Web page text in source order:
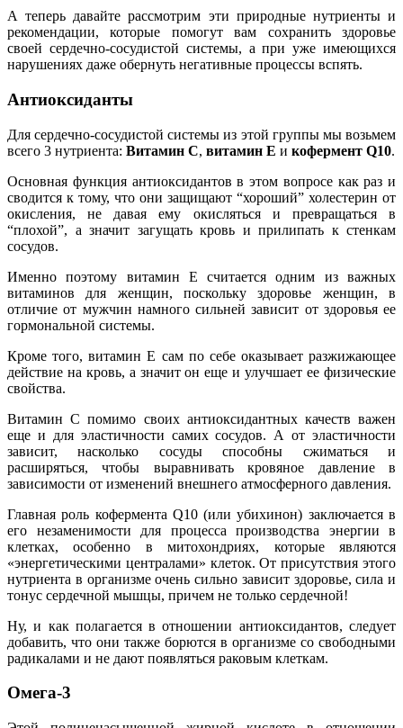
А теперь давайте рассмотрим эти природные нутриенты и
рекомендации, которые помогут вам сохранить здоровье
своей сердечно-сосудистой системы, а при уже имеющихся
нарушениях даже обернуть негативные процессы вспять.
Антиоксиданты
Для сердечно-сосудистой системы из этой группы мы возьмем
всего 3 нутриента: Витамин С, витамин Е и кофермент Q10.
Основная функция антиоксидантов в этом вопросе как раз и
сводится к тому, что они защищают “хороший” холестерин от
окисления, не давая ему окисляться и превращаться в
“плохой”, а значит загущать кровь и прилипать к стенкам
сосудов.
Именно поэтому витамин Е считается одним из важных
витаминов для женщин, поскольку здоровье женщин, в
отличие от мужчин намного сильней зависит от здоровья ее
гормональной системы.
Кроме того, витамин Е сам по себе оказывает разжижающее
действие на кровь, а значит он еще и улучшает ее физические
свойства.
Витамин С помимо своих антиоксидантных качеств важен
еще и для эластичности самих сосудов. А от эластичности
зависит, насколько сосуды способны сжиматься и
расширяться, чтобы выравнивать кровяное давление в
зависимости от изменений внешнего атмосферного давления.
Главная роль кофермента Q10 (или убихинон) заключается в
его незаменимости для процесса производства энергии в
клетках, особенно в митохондриях, которые являются
«энергетическими централами» клеток. От присутствия этого
нутриента в организме очень сильно зависит здоровье, сила и
тонус сердечной мышцы, причем не только сердечной!
Ну, и как полагается в отношении антиоксидантов, следует
добавить, что они также борются в организме со свободными
радикалами и не дают появляться раковым клеткам.
Омега-3